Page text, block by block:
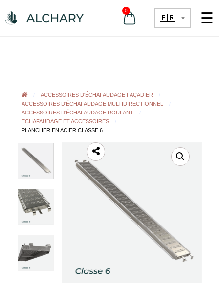
0 ☰
ACCESSOIRES D'ÉCHAFAUDAGE FAÇADIER
ACCESSOIRES D'ÉCHAFAUDAGE MULTIDIRECTIONNEL
ACCESSOIRES D'ÉCHAFAUDAGE ROULANT
ECHAFAUDAGE ET ACCESSOIRES
PLANCHER EN ACIER CLASSE 6